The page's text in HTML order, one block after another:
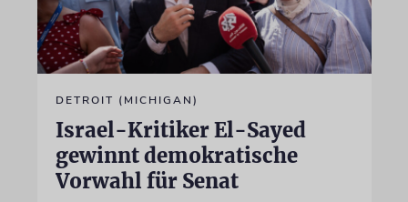
DETROIT (MICHIGAN)
Israel-Kritiker El-Sayed
gewinnt demokratische
Vorwahl für Senat